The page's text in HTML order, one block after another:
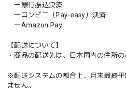
ー銀行振込決済
ーコンビニ（Pay-easy）決済
ーAmazon Pay
【配送について】
・商品の配送先は、日本国内の住所
※配送システムの都合上、月末最終
ません。